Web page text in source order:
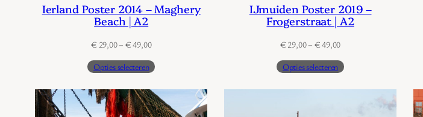
Ierland Poster 2014 – Maghery
Beach | A2
€ 29,00– €49,00Prijsklasse:
tot
Opties selecteren
IJmuiden Poster 2019 –
Frogerstraat | A2
€ 29,00– €49,00Prijsklasse:
tot
Opties selecteren